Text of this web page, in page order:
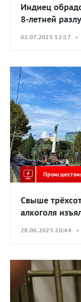
Индиец
8-летней
02.07.2025 12:17 •
Свыше
алкоголя
28.06.2025 20:44 •